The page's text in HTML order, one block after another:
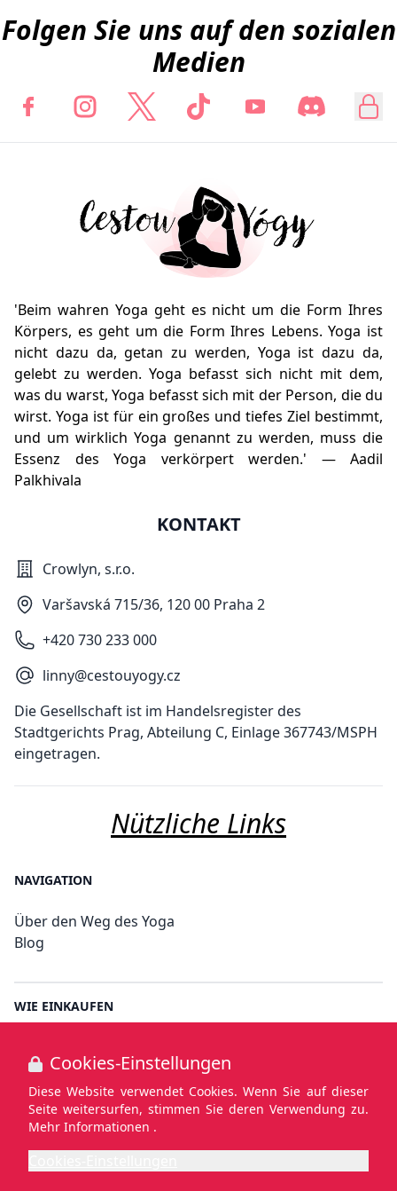
Folgen Sie uns auf den sozialen
Medien
'Beim wahren Yoga geht es nicht um die Form Ihres
Körpers, es geht um die Form Ihres Lebens. Yoga ist
nicht dazu da, getan zu werden, Yoga ist dazu da,
gelebt zu werden. Yoga befasst sich nicht mit dem,
was du warst, Yoga befasst sich mit der Person, die du
wirst. Yoga ist für ein großes und tiefes Ziel bestimmt,
und um wirklich Yoga genannt zu werden, muss die
Essenz des Yoga verkörpert werden.' — Aadil
Palkhivala
KONTAKT
Crowlyn, s.r.o.
Varšavská 715/36, 120 00 Praha 2
+420 730 233 000
linny@cestouyogy.cz
Die Gesellschaft ist im Handelsregister des
Stadtgerichts Prag, Abteilung C, Einlage 367743/MSPH
eingetragen.
Nützliche Links
NAVIGATION
Über den Weg des Yoga
Blog
WIE EINKAUFEN
WEITERE LINKS
Bedingungen und Konditionen
Cookies-Einstellungen
Diese Website verwendet Cookies. Wenn Sie auf dieser
Seite weitersurfen, stimmen Sie deren Verwendung zu.
Mehr Informationen .